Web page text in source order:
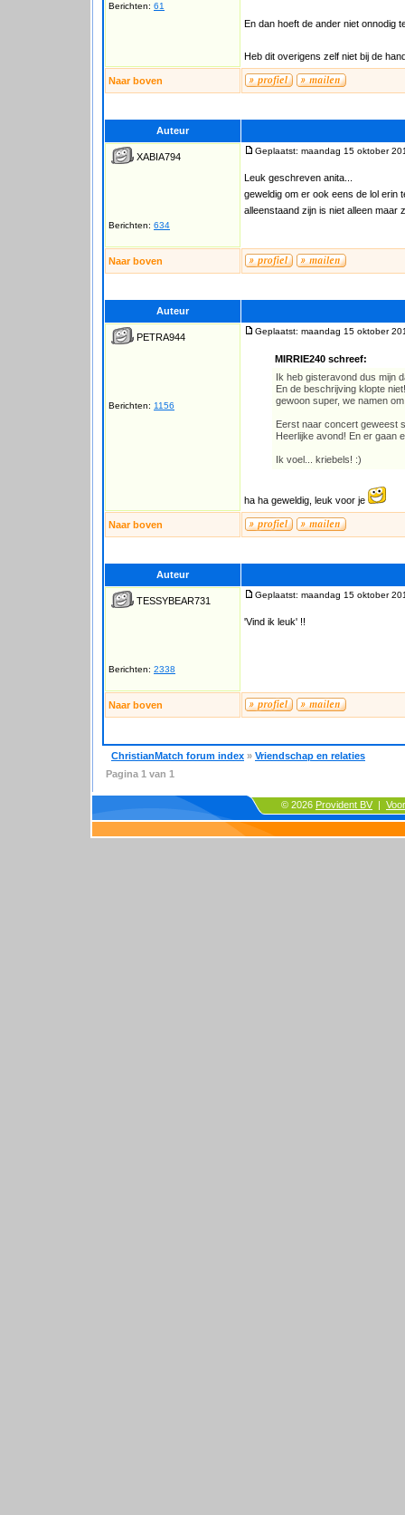
Berichten: 61
En dan hoeft de ander niet onnodig
Heb dit overigens zelf niet bij de
Naar boven
Auteur
XABIA794
Berichten: 634
Geplaatst: maandag 15 oktober
Leuk geschreven anita...
geweldig om er ook eens de lol erin
alleenstaand zijn is niet alleen maar
Naar boven
Auteur
PETRA944
Berichten: 1156
Geplaatst: maandag 15 oktober
MIRRIE240 schreef:
Ik heb gisteravond dus mijn
En de beschrijving klopte
gewoon super, we namen
Eerst naar concert geweest
Heerlijke avond! En er gaan
Ik voel... kriebels! :)
ha ha geweldig, leuk voor je
Naar boven
Auteur
TESSYBEAR731
Berichten: 2338
Geplaatst: maandag 15 oktober
'Vind ik leuk' !!
Naar boven
ChristianMatch forum index » Vriendschap en relaties
Pagina 1 van 1
© 2026 Provident BV |